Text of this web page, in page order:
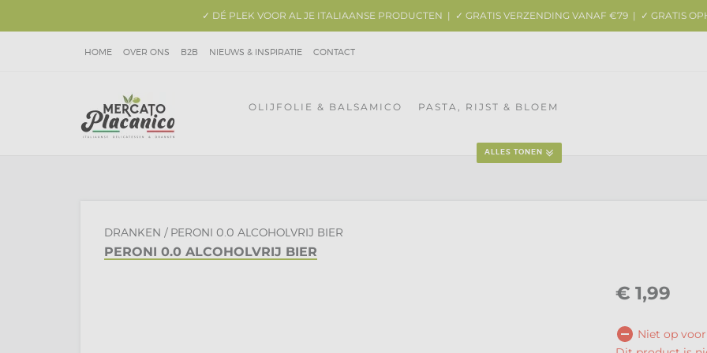
✓ DÉ PLEK VOOR AL JE ITALIAANSE PRODUCTEN | ✓ GRATIS VERZENDING VANAF €79 | ✓ GRATIS
HOME OVER ONS B2B NIEUWS & INSPIRATIE CONTACT
OLIJFOLIE & BALSAMICO PASTA, RIJST & BLOEM
ALLES TONEN
DRANKEN / PERONI 0.0 ALCOHOLVRIJ BIER
PERONI 0.0 ALCOHOLVRIJ BIER
€ 1,99
Niet op